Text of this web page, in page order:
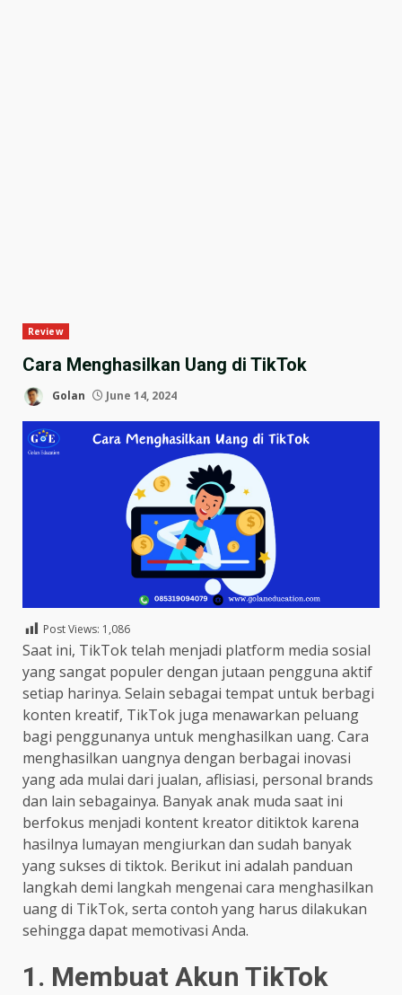
Review
Cara Menghasilkan Uang di TikTok
Golan June 14, 2024
Post Views: 1,086
Saat ini, TikTok telah menjadi platform media sosial
yang sangat populer dengan jutaan pengguna aktif
setiap harinya. Selain sebagai tempat untuk berbagi
konten kreatif, TikTok juga menawarkan peluang
bagi penggunanya untuk menghasilkan uang. Cara
menghasilkan uangnya dengan berbagai inovasi
yang ada mulai dari jualan, aflisiasi, personal brands
dan lain sebagainya. Banyak anak muda saat ini
berfokus menjadi kontent kreator ditiktok karena
hasilnya lumayan mengiurkan dan sudah banyak
yang sukses di tiktok. Berikut ini adalah panduan
langkah demi langkah mengenai cara menghasilkan
uang di TikTok, serta contoh yang harus dilakukan
sehingga dapat memotivasi Anda.
1. Membuat Akun TikTok